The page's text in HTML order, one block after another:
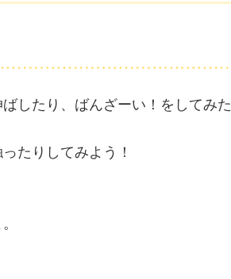
したり、ばんざーい！をしてみた
たりしてみよう！